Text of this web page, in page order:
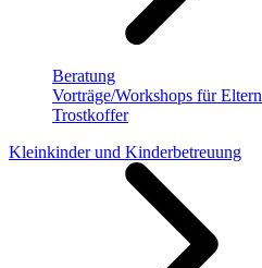
Beratung
Vorträge/Workshops für Eltern
Trostkoffer
Kleinkinder und Kinderbetreuung